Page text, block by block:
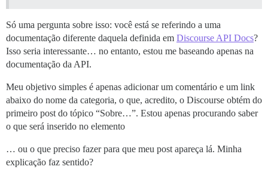
Só uma pergunta sobre isso: você está se referindo a uma
documentação diferente daquela definida em Discourse API Docs?
Isso seria interessante… no entanto, estou me baseando apenas na
documentação da API.
Meu objetivo simples é apenas adicionar um comentário e um link
abaixo do nome da categoria, o que, acredito, o Discourse obtém do
primeiro post do tópico “Sobre…”. Estou apenas procurando saber
o que será inserido no elemento
… ou o que preciso fazer para que meu post apareça lá. Minha
explicação faz sentido?